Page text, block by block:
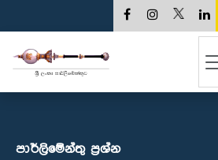
පාර්ලි‌මේන්තු‌ ප්‍රශ්න